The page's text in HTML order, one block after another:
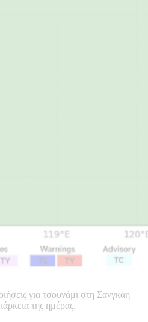
για τσουνάμι στη Σανγκάη
της ημέρας.